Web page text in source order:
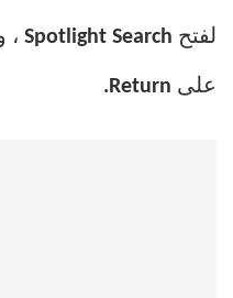
لفتح Spotlight Search ،
على Return.